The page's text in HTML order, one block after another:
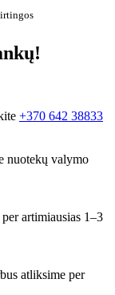
+370 642 38833
nuotekų valymo
artimiausias 1–3
atliksime per